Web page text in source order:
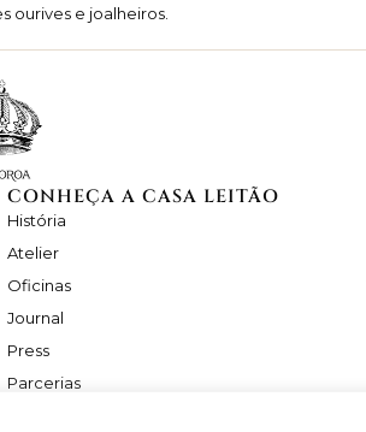
ourives e joalheiros.
CONHEÇA A CASA LEITÃO
História
Atelier
Oficinas
Journal
Press
Parcerias